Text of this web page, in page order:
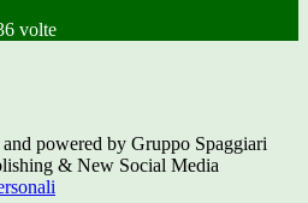
volte
powered by Gruppo Spaggiari
& New Social Media